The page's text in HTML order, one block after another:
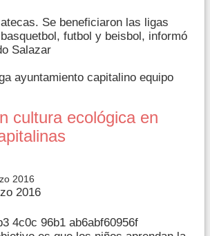
Se beneficiaron las ligas
futbol y beisbol, informó
Salazar
ayuntamiento capitalino equipo
cultura ecológica en
2016
2016